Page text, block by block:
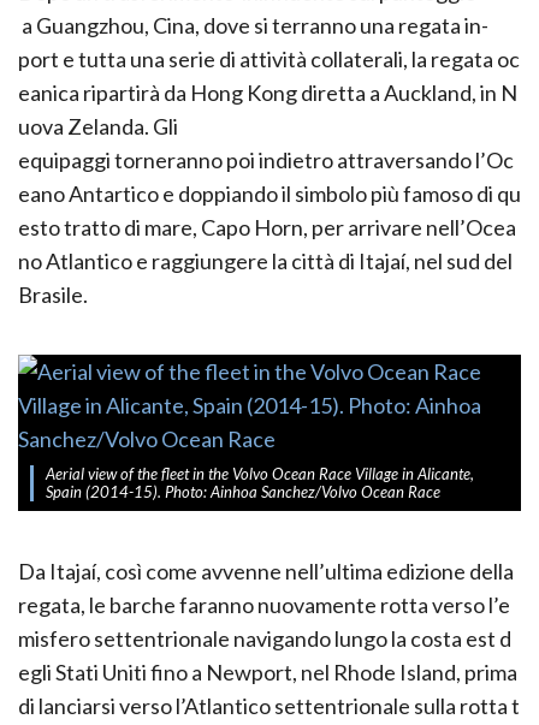
a Guangzhou, Cina, dove si terranno una regata in­
port e tutta una serie di attività collaterali, la regata oc
eanica ripartirà da Hong Kong diretta a Auckland, in N
uova Zelanda. Gli
equipaggi torneranno poi indietro attraversando l’Oc
eano Antartico e doppiando il simbolo più famoso di qu
esto tratto di mare, Capo Horn, per arrivare nell’Ocea
no Atlantico e raggiungere la città di Itajaí, nel sud del
Brasile.
Aerial view of the fleet in the Volvo Ocean Race Village in Alicante,
Spain (2014-15). Photo: Ainhoa Sanchez/Volvo Ocean Race
Da Itajaí, così come avvenne nell’ultima edizione della
regata, le barche faranno nuovamente rotta verso l’e
misfero settentrionale navigando lungo la costa est d
egli Stati Uniti fino a Newport, nel Rhode Island, prima
di lanciarsi verso l’Atlantico settentrionale sulla rotta t